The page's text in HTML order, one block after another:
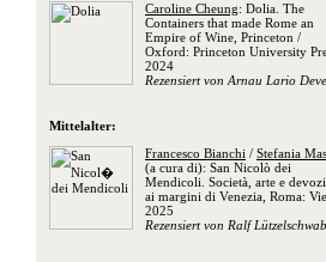
Caroline Cheung: Dolia. The
Containers that made Rome an
Empire of Wine, Princeton /
Oxford: Princeton University
2024
Rezensiert von Arnau Lario
Mittelalter:
Francesco Bianchi / Stefania
(a cura di): San Nicolò dei
Mendicoli. Società, arte e
ai margini di Venezia, Roma:
2025
Rezensiert von Ralf Lützelschwab